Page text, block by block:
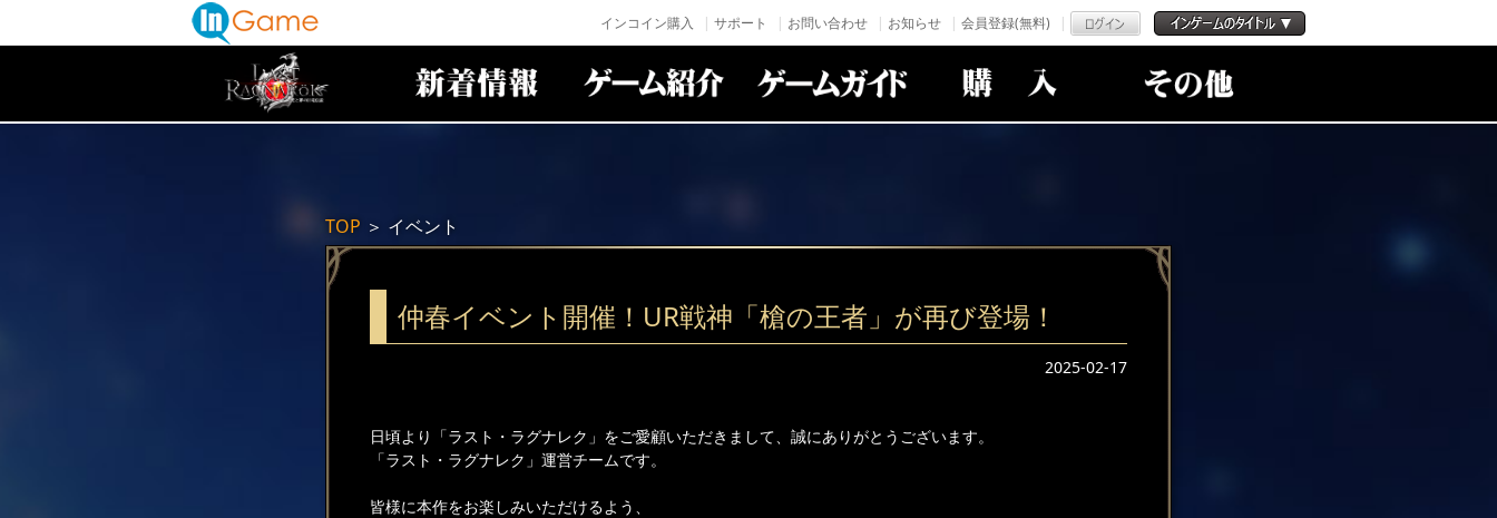
インコイン購入 サポート お問い合わせ お知らせ 会員登録(無料)
TOP ＞ イベント
仲春イベント開催！UR戦神「槍の王者」が再び登場！
2025-02-17
日頃より「ラスト・ラグナレク」をご愛顧いただきまして、誠にありがとうございます。
「ラスト・ラグナレク」運営チームです。
皆様に本作をお楽しみいただけるよう、